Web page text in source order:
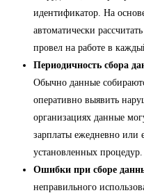
идентификатор. На
автоматически
провел на работе в
Периодичность сбора
Обычно данные
оперативно выявить
организациях данные
зарплаты ежедневно или
установленных процедур.
Ошибки при сборе
неправильного